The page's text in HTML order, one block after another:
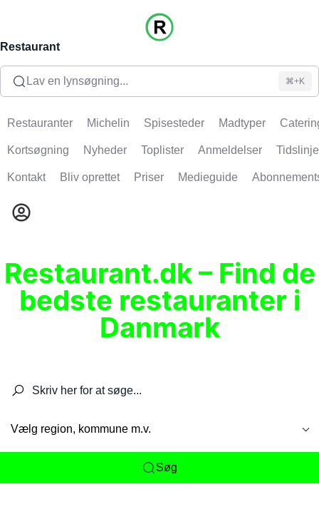
Restaurant
Lav en lynsøgning... ⌘+K
Restauranter Michelin Spisesteder Madtyper
Kortsøgning Nyheder Toplister Anmeldelser Tidslinje
Kontakt Bliv oprettet Priser Medieguide
Restaurant.dk – Find de
bedste restauranter i
Danmark
Vælg region, kommune m.v.
Søg